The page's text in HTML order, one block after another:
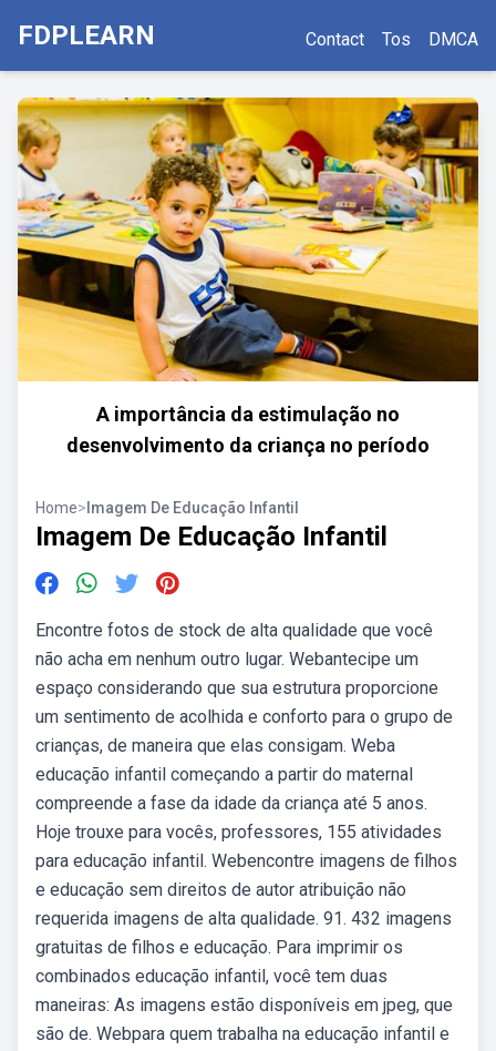
FDPLEARN Contact Tos DMCA
A importância da estimulação no
desenvolvimento da criança no período
Home> Imagem De Educação Infantil
Imagem De Educação Infantil
Encontre fotos de stock de alta qualidade que você
não acha em nenhum outro lugar. Webantecipe um
espaço considerando que sua estrutura proporcione
um sentimento de acolhida e conforto para o grupo de
crianças, de maneira que elas consigam. Weba
educação infantil começando a partir do maternal
compreende a fase da idade da criança até 5 anos.
Hoje trouxe para vocês, professores, 155 atividades
para educação infantil. Webencontre imagens de filhos
e educação sem direitos de autor atribuição não
requerida imagens de alta qualidade. 91. 432 imagens
gratuitas de filhos e educação. Para imprimir os
combinados educação infantil, você tem duas
maneiras: As imagens estão disponíveis em jpeg, que
são de. Webpara quem trabalha na educação infantil e